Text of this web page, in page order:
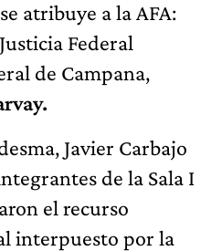
atribuye a la AFA:
Federal
de Campana,
Javier Carbajo
de la Sala I
el recurso
interpuesto por la